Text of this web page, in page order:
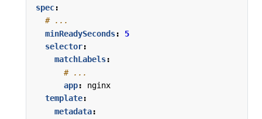
spec:
# ...
minReadySeconds:
5
selector:
matchLabels:
# ...
app:
nginx
template:
metadata: